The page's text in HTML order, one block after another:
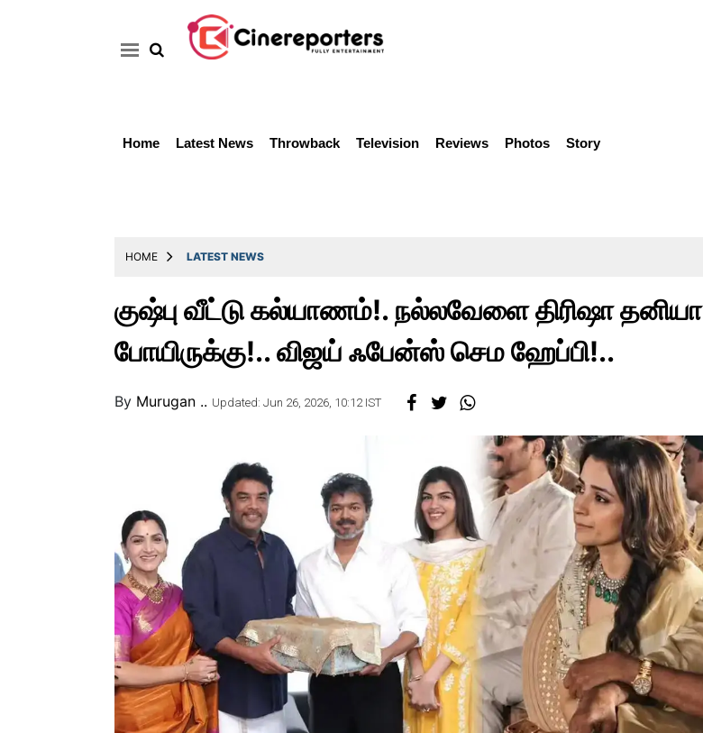
Home Latest News Throwback Television Reviews Photos Story
HOME LATEST NEWS
குஷ்பு வீட்டு கல்யாணம்!. நல்லவேளை திரிஷா தனியா
போயிருக்கு!.. விஜய் ஃபேன்ஸ் செம ஹேப்பி!..
By Murugan .. Updated: Jun 26, 2026, 10:12 IST